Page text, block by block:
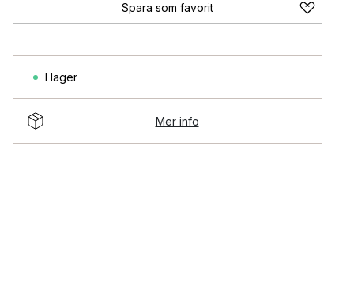
Spara som favorit
I lager
Mer info